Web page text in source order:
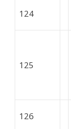
124
125
126